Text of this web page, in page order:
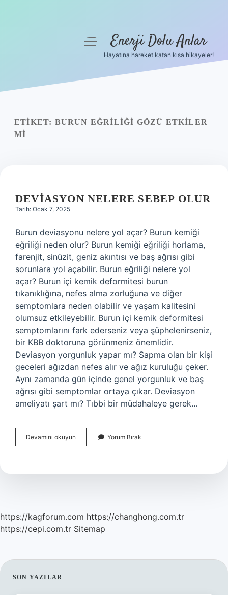
Yasal Uyarı
menüyüEnerji Dolu Anlar
Hayatına hareket katan kısa hikayeler!
ETIKET: BURUN EĞRILIĞI GÖZÜ ETKILER
MI
DEVIASYON NELERE SEBEP OLUR
Tarih: Ocak 7, 2025
Burun deviasyonu nelere yol açar? Burun kemiği
eğriliği neden olur? Burun kemiği eğriliği horlama,
farenjit, sinüzit, geniz akıntısı ve baş ağrısı gibi
sorunlara yol açabilir. Burun eğriliği nelere yol
açar? Burun içi kemik deformitesi burun
tıkanıklığına, nefes alma zorluğuna ve diğer
semptomlara neden olabilir ve yaşam kalitesini
olumsuz etkileyebilir. Burun içi kemik deformitesi
semptomlarını fark ederseniz veya şüphelenirseniz,
bir KBB doktoruna görünmeniz önemlidir.
Deviasyon yorgunluk yapar mı? Sapma olan bir kişi
geceleri ağızdan nefes alır ve ağız kuruluğu çeker.
Aynı zamanda gün içinde genel yorgunluk ve baş
ağrısı gibi semptomlar ortaya çıkar. Deviasyon
ameliyatı şart mı? Tıbbi bir müdahaleye gerek…
Devamını okuyun Deviasyon
Nelere
Yorum Bırak
https://kagforum.com https://changhong.com.tr
https://cepi.com.tr Sitemap
SIDEBAR
SON YAZILAR